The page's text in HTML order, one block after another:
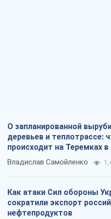
О запланированной
деревьев и теплотрассе:
происходит на Теремках в
Владислав Самойленко
Как атаки Сил обороны
сократили экспорт
нефтепродуктов